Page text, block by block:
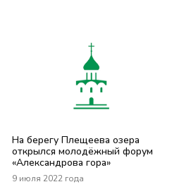
На берегу Плещеева озера
открылся молодёжный форум
«Александрова гора»
9 июля 2022 года